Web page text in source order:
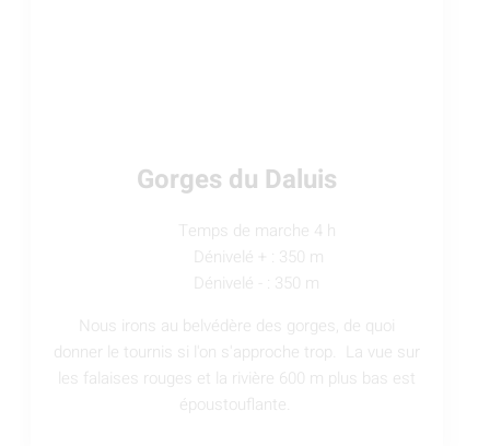
Gorges du Daluis
Temps de marche 4 h
Dénivelé + : 350 m
Dénivelé - : 350 m
Nous irons au belvédère des gorges, de quoi
donner le tournis si l'on s'approche trop. La vue sur
les falaises rouges et la rivière 600 m plus bas est
époustouflante.